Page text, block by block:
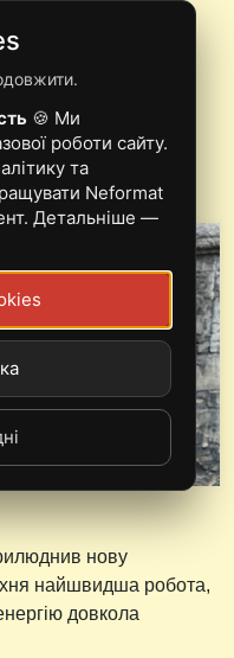
нову
найшвидша робота,
довкола
🍪 Ми
роботи сайту.
та
Neformat
Детальніше —